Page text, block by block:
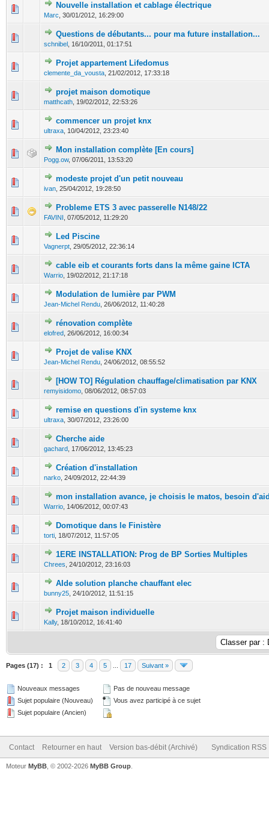
Nouvelle installation et cablage électrique
Marc 30/01/2012, 16:29:00
0 Votes - 0 sur 5 en moyenne
12345
Questions de débutants... pour ma future installation...
schnibel 16/10/2011, 01:17:51
0 Votes - 0 sur 5 en moyenne
12345
Projet appartement Lifedomus
clemente_da_vousta 21/02/2012, 17:33:18
0 Votes - 0 sur 5 en moyenne
12345
projet maison domotique
matthcath 19/02/2012, 22:53:26
0 Votes - 0 sur 5 en moyenne
12345
commencer un projet knx
ultraxa 10/04/2012, 23:23:40
0 Votes - 0 sur 5 en moyenne
12345
Mon installation complète [En cours]
Pogg.ow, 07/06/2011, 13:53:20
0 Votes - 0 sur 5 en moyenne
12345
modeste projet d'un petit nouveau
ivan 25/04/2012, 19:28:50
0 Votes - 0 sur 5 en moyenne
12 345
Probleme ETS 3 avec passerelle N148/22
FAVINI 07/05/2012, 11:29:20
0 Votes - 0 sur 5 en moyenne
12345
Led Piscine
Vagnerpt 29/05/2012, 22:36:14
0 Votes - 0 sur 5 en moyenne
cable eib et courants forts dans la même gaine ICTA
Warrio 19/02/2012, 21:17:18
0 Votes - 0 sur 5 en moyenne
123 45
Modulation de lumière par PWM
Jean-Michel Rendu 26/06/2012, 11:40:28
0 Votes - 0 sur 5 en moyenne
1234 5
rénovation complète
elofred 26/06/2012, 16:00:34
0 Votes - 0 sur 5 en moyenne
123
Projet de valise KNX
Jean-Michel Rendu 24/06/2012, 08:55:52
0 Votes - 0 sur 5 en moyenne
123
[HOW TO] Régulation chauffage/climatisation par KNX
remyisidomo 08/06/2012, 08:57:03
0 Votes - 0 sur 5 en moyenne
123 45
remise en questions d'in systeme knx
ultraxa 30/07/2012, 23:26:00
0 Votes - 0 sur 5 en moyenne
1234 5
Cherche aide
gachard 17/06/2012, 13:45:23
0 Votes - 0 sur 5 en moyenne
Création d'installation
narko 24/09/2012, 22:44:39
0 Votes - 0 sur 5 en moyenne
1234
mon installation avance, je choisis le matos, besoin
Warrio 14/06/2012, 00:07:43
0 Votes - 0 sur 5 en moyenne
12345
Domotique dans le Finistère
torti 18/07/2012, 11:57:05
0 Votes - 0 sur 5 en moyenne
12 345
1ERE INSTALLATION: Prog de BP Sorties Multiples
Chrees 24/10/2012, 23:16:03
0 Votes - 0 sur 5 en moyenne
12345
AIde solution planche chauffant elec
bunny25 24/10/2012, 11:51:15
0 Votes - 0 sur 5 en moyenne
1234 5
Projet maison individuelle
Kally, 18/10/2012, 16:41:40
0 Votes - 0 sur 5 en moyenne
12345
Pages (17) : 1 2 3 4 5 17 Suivant »
Nouveaux messages
Sujet populaire (Nouveau)
Sujet populaire (Ancien)
Pas de nouveau message
Vous avez participé à ce sujet
Contact Retourner en haut Version bas-débit (Archivé) Syndication RSS
Moteur MyBB , © 2002-2026 MyBB Group